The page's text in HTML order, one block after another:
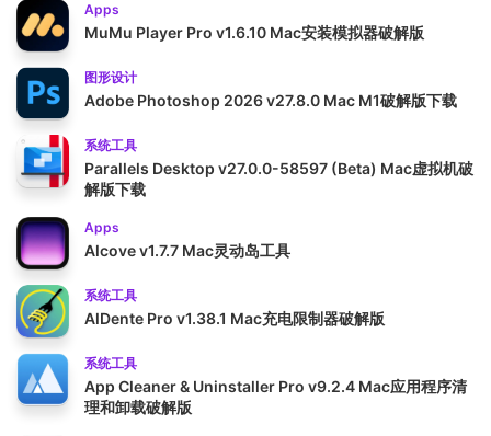
Apps
MuMu Player Pro v1.6.10 Mac安装模拟器破解版
图形设计
Adobe Photoshop 2026 v27.8.0 Mac M1破解版下载
系统工具
Parallels Desktop v27.0.0-58597 (Beta) Mac虚拟机破
解版下载
Apps
Alcove v1.7.7 Mac灵动岛工具
系统工具
AlDente Pro v1.38.1 Mac充电限制器破解版
系统工具
App Cleaner & Uninstaller Pro v9.2.4 Mac应用程序清
理和卸载破解版